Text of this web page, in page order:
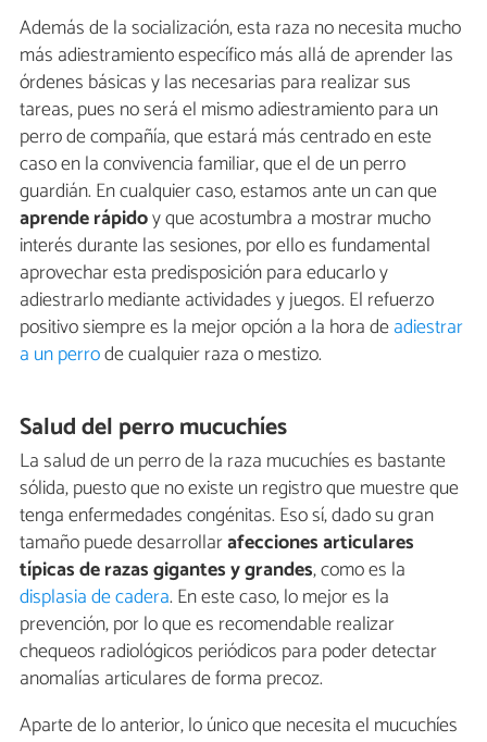
Además de la socialización, esta raza no necesita mucho
más adiestramiento específico más allá de aprender las
órdenes básicas y las necesarias para realizar sus
tareas, pues no será el mismo adiestramiento para un
perro de compañía, que estará más centrado en este
caso en la convivencia familiar, que el de un perro
guardián. En cualquier caso, estamos ante un can que
aprende rápidoy que acostumbra a mostrar mucho
interés durante las sesiones, por ello es fundamental
aprovechar esta predisposición para educarlo y
adiestrarlo mediante actividades y juegos. El refuerzo
positivo siempre es la mejor opción a la hora deadiestrar
a un perrode cualquier raza o mestizo.
Salud del perro mucuchíes
La salud de un perro de la raza mucuchíes es bastante
sólida, puesto que no existe un registro que muestre que
tenga enfermedades congénitas. Eso sí, dado su gran
tamaño puede desarrollarafecciones articulares
típicas de razas gigantes y grandes, como es la
displasia de cadera. En este caso, lo mejor es la
prevención, por lo que es recomendable realizar
chequeos radiológicos periódicos para poder detectar
anomalías articulares de forma precoz.
Aparte de lo anterior, lo único que necesita el mucuchíes